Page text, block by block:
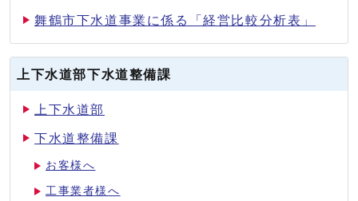
舞鶴市下水道事業に係る「経営比較分析表」
上下水道部下水道整備課
上下水道部
下水道整備課
お客様へ
工事業者様へ